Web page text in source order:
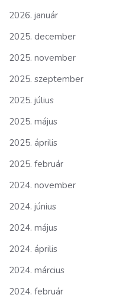
2026. január
2025. december
2025. november
2025. szeptember
2025. július
2025. május
2025. április
2025. február
2024. november
2024. június
2024. május
2024. április
2024. március
2024. február